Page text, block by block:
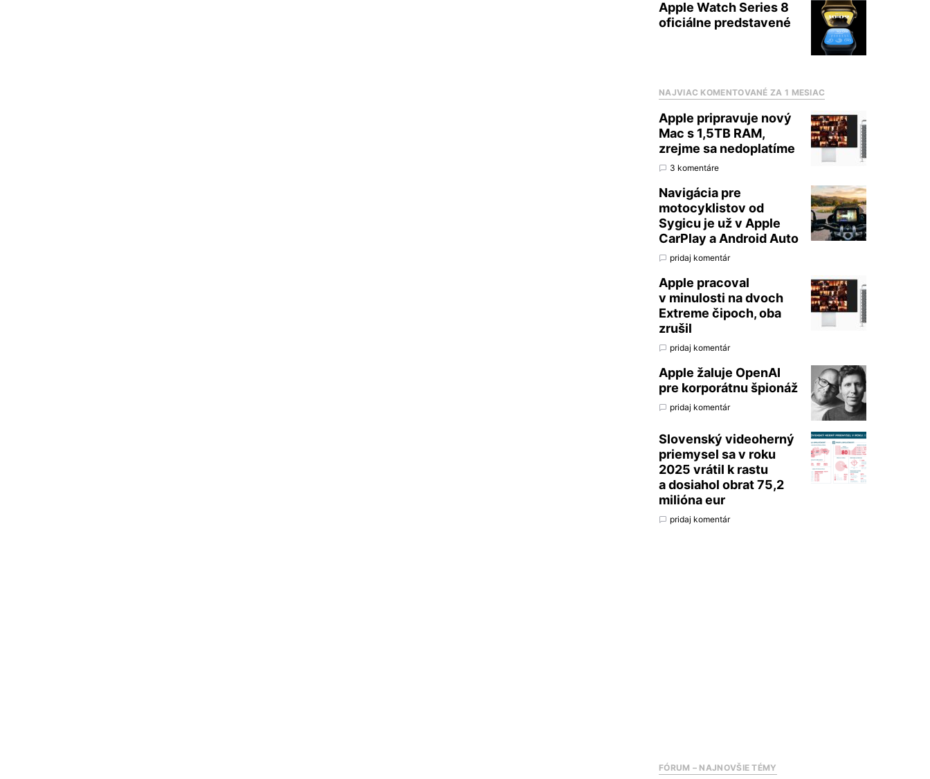
Apple Watch Series 8
oficiálne predstavené
NAJVIAC KOMENTOVANÉ ZA 1 MESIAC
Apple pripravuje nový
Mac s 1,5TB RAM,
zrejme sa nedoplatíme
3 komentáre
Navigácia pre
motocyklistov od
Sygicu je už v Apple
CarPlay a Android Auto
pridaj komentár
Apple pracoval
v minulosti na dvoch
Extreme čipoch, oba
zrušil
pridaj komentár
Apple žaluje OpenAI
pre korporátnu špionáž
pridaj komentár
Slovenský videoherný
priemysel sa v roku
2025 vrátil k rastu
a dosiahol obrat 75,2
milióna eur
pridaj komentár
FÓRUM – NAJNOVŠIE TÉMY